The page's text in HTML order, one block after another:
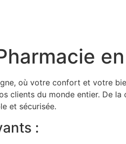
où votre confort et votre
clients du monde entier. De la
et sécurisée.
: